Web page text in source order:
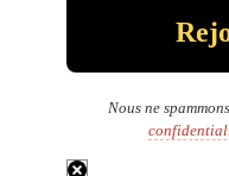
Nous ne